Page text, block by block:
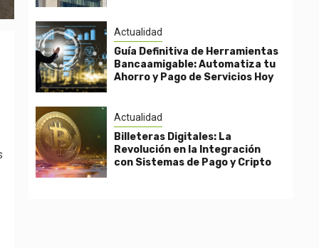
Actualidad
Guía Definitiva de Herramientas
Bancaamigable: Automatiza tu
Ahorro y Pago de Servicios Hoy
Actualidad
Billeteras Digitales: La
Revolución en la Integración
con Sistemas de Pago y Cripto